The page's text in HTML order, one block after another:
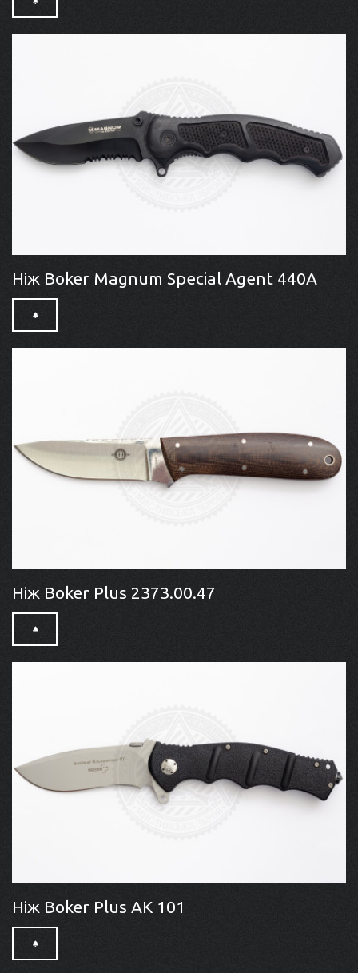
Ніж Boker Magnum Special Agent 440A
Ніж Boker Plus 2373.00.47
Ніж Boker Plus AK 101